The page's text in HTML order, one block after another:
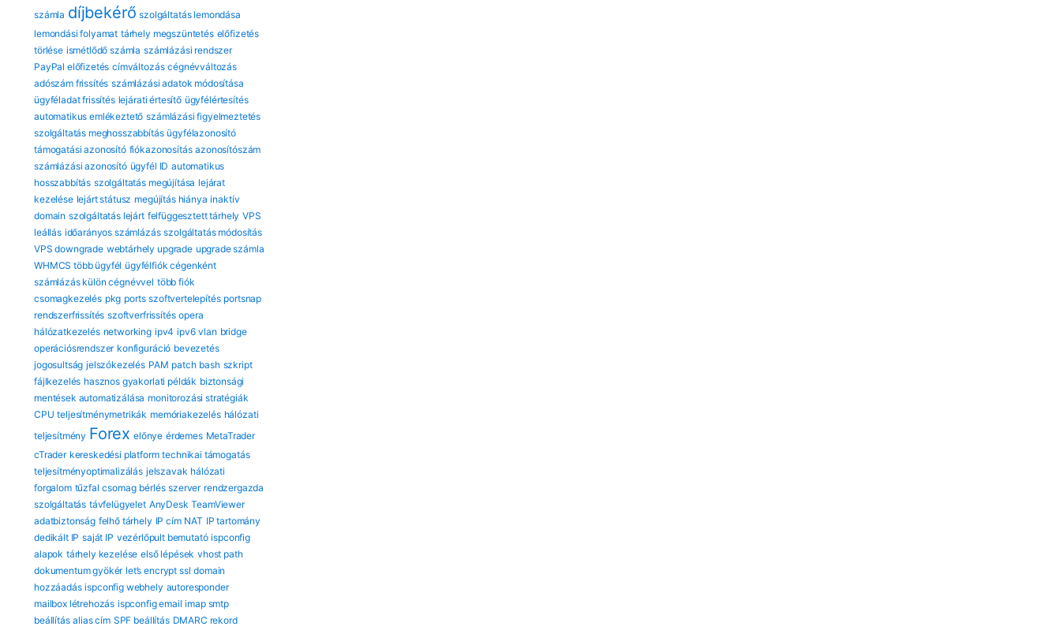
számla díjbekérő szolgáltatás lemondása
lemondási folyamat tárhely megszüntetés előfizetés
törlése ismétlődő számla számlázási rendszer
PayPal előfizetés címváltozás cégnévváltozás
adószám frissítés számlázási adatok módosítása
ügyféladat frissítés lejárati értesítő ügyfélértesítés
automatikus emlékeztető számlázási figyelmeztetés
szolgáltatás meghosszabbítás ügyfélazonosító
támogatási azonosító fiókazonosítás azonosítószám
számlázási azonosító ügyfél ID automatikus
hosszabbítás szolgáltatás megújítása lejárat
kezelése lejárt státusz megújítás hiánya inaktív
domain szolgáltatás lejárt felfüggesztett tárhely VPS
leállás időarányos számlázás szolgáltatás módosítás
VPS downgrade webtárhely upgrade upgrade számla
WHMCS több ügyfél ügyfélfiók cégenként
számlázás külön cégnévvel több fiók
csomagkezelés pkg ports szoftvertelepítés portsnap
rendszerfrissítés szoftverfrissítés opera
hálózatkezelés networking ipv4 ipv6 vlan bridge
operációsrendszer konfiguráció bevezetés
jogosultság jelszókezelés PAM patch bash szkript
fájlkezelés hasznos gyakorlati példák biztonsági
mentések automatizálása monitorozási stratégiák
CPU teljesítménymetrikák memóriakezelés hálózati
teljesítmény Forex előnye érdemes MetaTrader
cTrader kereskedési platform technikai támogatás
teljesítményoptimalizálás jelszavak hálózati
forgalom tűzfal csomag bérlés szerver rendzergazda
szolgáltatás távfelügyelet AnyDesk TeamViewer
adatbiztonság felhő tárhely IP cím NAT IP tartomány
dedikált IP saját IP vezérlőpult bemutató ispconfig
alapok tárhely kezelése első lépések vhost path
dokumentum gyökér let’s encrypt ssl domain
hozzáadás ispconfig webhely autoresponder
mailbox létrehozás ispconfig email imap smtp
beállítás alias cím SPF beállítás DMARC rekord